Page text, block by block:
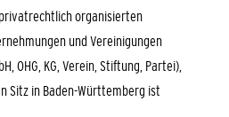
organisierten
und Vereinigungen
OHG, KG, Verein, Stiftung, Partei),
Sitz in Baden-Württemberg ist